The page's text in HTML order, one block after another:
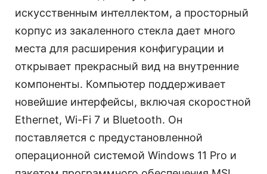
искусственным интеллектом, а просторный
корпус из закаленного стекла дает много
места для расширения конфигурации и
открывает прекрасный вид на внутренние
компоненты. Компьютер поддерживает
новейшие интерфейсы, включая скоростной
Ethernet, Wi-Fi 7 и Bluetooth. Он
поставляется с предустановленной
операционной системой Windows 11 Pro и